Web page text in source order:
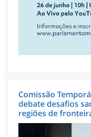
Comissão
debate desafios
regiões de